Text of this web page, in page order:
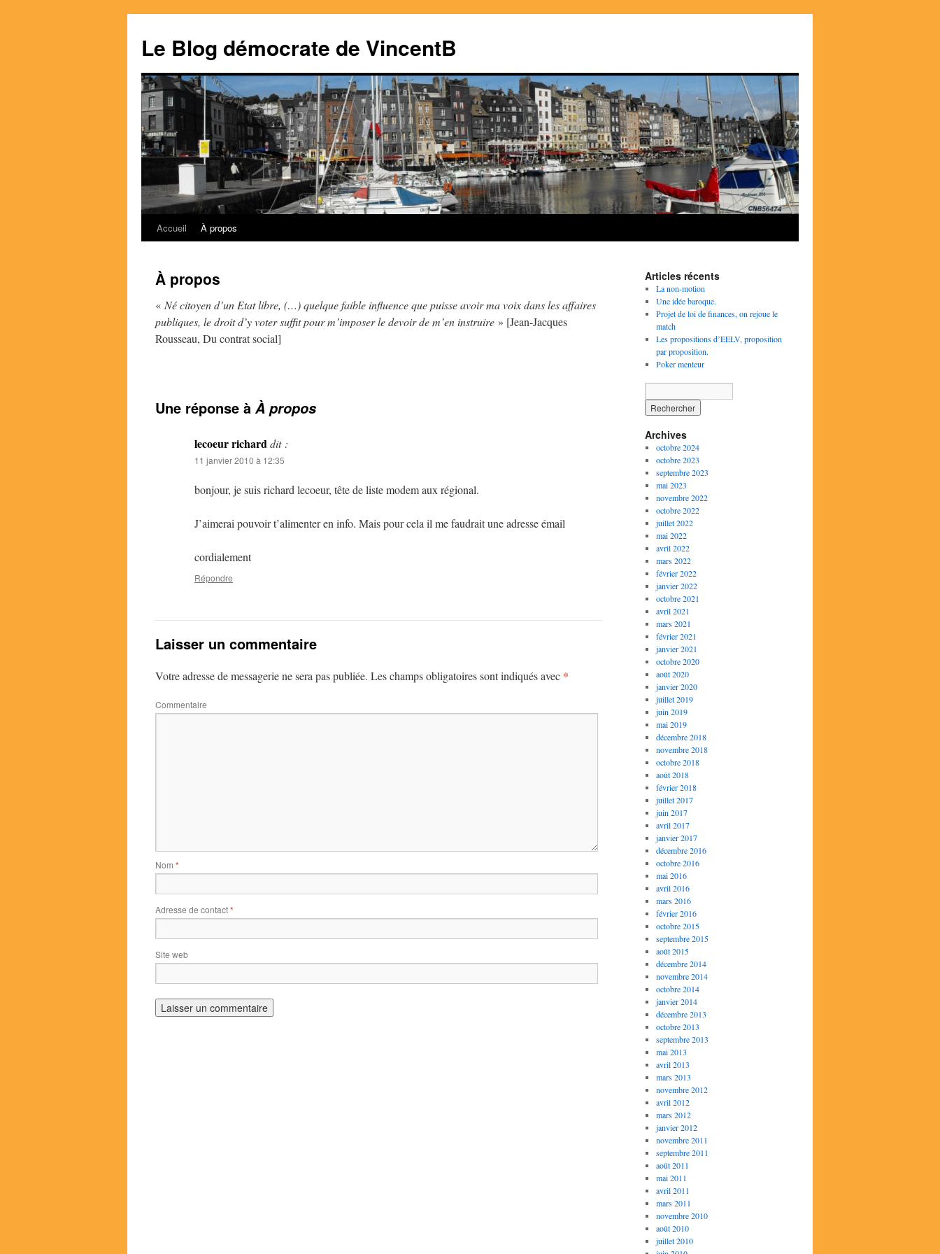
Le Blog démocrate de VincentB
Aller
contenu
Accueil À propos
À propos
« Né citoyen d’un Etat libre, (…) quelque faible influence que puisse avoir ma voix dans les affaires
publiques, le droit d’y voter suffit pour m’imposer le devoir de m’en instruire » [Jean-Jacques
Rousseau, Du contrat social]
Une réponse à À propos
lecoeur richarddit :
11 janvier 2010 à 12:35
bonjour, je suis richard lecoeur, tête de liste modem aux régional.
J’aimerai pouvoir t’alimenter en info. Mais pour cela il me faudrait une adresse émail
cordialement
Répondre
Laisser un commentaire
Votre adresse de messagerie ne sera pas publiée. Les champs obligatoires sont indiqués avec *
Commentaire
Nom *
Adresse de contact*
Site web
Articles récents
La non-motion
Une idée baroque.
Projet de loi de finances, on rejoue le
match
Les propositions d’EELV, proposition
par proposition.
Poker menteur
Archives
octobre 2024
octobre 2023
septembre 2023
mai 2023
novembre 2022
octobre 2022
juillet 2022
mai 2022
avril 2022
mars 2022
février 2022
janvier 2022
octobre 2021
avril 2021
mars 2021
février 2021
janvier 2021
octobre 2020
août 2020
janvier 2020
juillet 2019
juin 2019
mai 2019
décembre 2018
novembre 2018
octobre 2018
août 2018
février 2018
juillet 2017
juin 2017
avril 2017
janvier 2017
décembre 2016
octobre 2016
mai 2016
avril 2016
mars 2016
février 2016
octobre 2015
septembre 2015
août 2015
décembre 2014
novembre 2014
octobre 2014
janvier 2014
décembre 2013
octobre 2013
septembre 2013
mai 2013
avril 2013
mars 2013
novembre 2012
avril 2012
mars 2012
janvier 2012
novembre 2011
septembre 2011
août 2011
mai 2011
avril 2011
mars 2011
novembre 2010
août 2010
juillet 2010